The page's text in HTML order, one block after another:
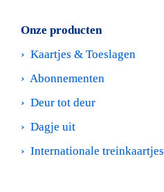
Onze producten
› Kaartjes & Toeslagen
› Abonnementen
› Deur tot deur
› Dagje uit
› Internationale treinkaartjes